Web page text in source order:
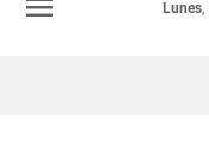
Colombia
Lunes